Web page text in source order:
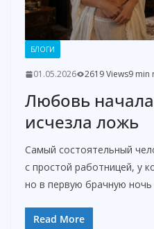
БЛОГИ
01.05.2026 2619 Views9 min
Любовь
исчезла ложь
Самый состоятельный
с простой работницей, у
но в первую брачную ночь
Read More